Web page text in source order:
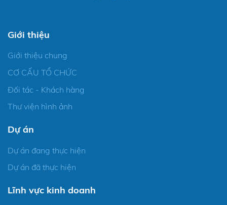
Giới thiệu
Giới thiệu chung
CƠ CẤU TỔ CHỨC
Đối tác - Khách hàng
Thư viện hình ảnh
Dự án
Dự án đang thực hiện
Dự án đã thực hiện
Lĩnh vực kinh doanh